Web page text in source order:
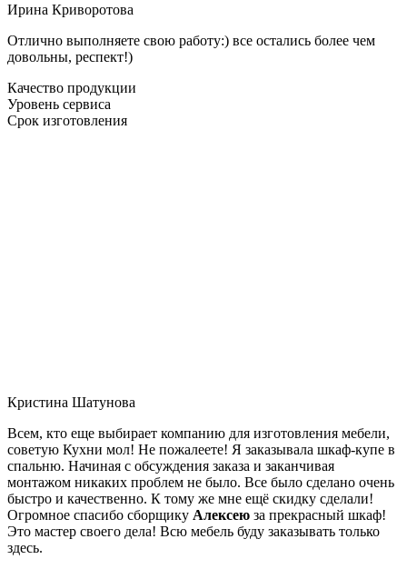
Ирина Криворотова
Отлично выполняете свою работу:) все остались более чем
довольны, респект!)
Качество продукции
Уровень сервиса
Срок изготовления
Кристина Шатунова
Всем, кто еще выбирает компанию для изготовления мебели,
советую Кухни мол! Не пожалеете! Я заказывала шкаф-купе в
спальню. Начиная с обсуждения заказа и заканчивая
монтажом никаких проблем не было. Все было сделано очень
быстро и качественно. К тому же мне ещё скидку сделали!
Огромное спасибо сборщику Алексею за прекрасный шкаф!
Это мастер своего дела! Всю мебель буду заказывать только
здесь.